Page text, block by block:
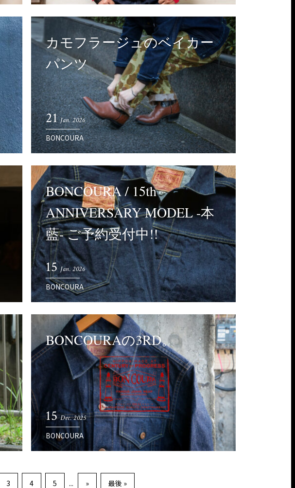
カモフラージュのベイカー
パンツ
21 Jan. 2026
BONCOURA
BONCOURA / 15th
ANNIVERSARY MODEL -本
藍- ご予約受付中!!
15 Jan. 2026
BONCOURA
BONCOURAの3RD。
15 Dec. 2025
BONCOURA
3 4 5 ... » 最後 »